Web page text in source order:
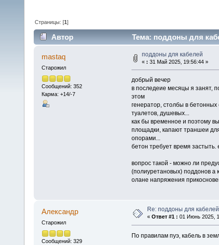
Страницы: [1]
Автор Тема: поддоны для
mastaq
Старожил
Сообщений: 352
Карма: +14/-7
поддоны для кабелей
« : 31 Май 2025, 19:56:44 »
добрый вечер
в последеие месяцы я занят,
этом
генератор, столбы в
туалетов, душевых...
как бы временное и поэтому
площадки, капают траншеи
опорами...
бетон требует время застыть.
вопрос такой - можно ли
(полиуретановых) поддонов а
олане напряжения
Алексaндр
Старожил
Сообщений: 329
Re: поддоны для кабелей
« Ответ #1 : 01 Июнь 2025,
По правилам пуэ, кабель в